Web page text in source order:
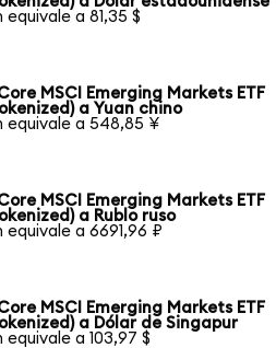
equivale a 81,35 $
MSCI Emerging Markets ETF
a Yuan chino
equivale a 548,85 ¥
MSCI Emerging Markets ETF
a Rublo ruso
equivale a 6691,96 ₽
MSCI Emerging Markets ETF
a Dólar de Singapur
equivale a 103,97 $